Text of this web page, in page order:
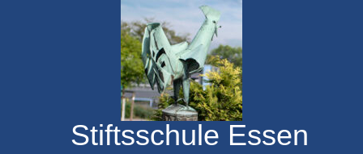
Stiftsschule Essen